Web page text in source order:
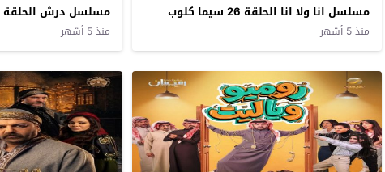
مسلسل انا ولا انا الحلقة 26 سيما كلوب
منذ 5 أشهر
مسلسل درش الحلقة 26 سيما كلوب
منذ 5 أشهر